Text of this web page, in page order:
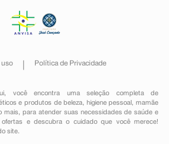
uso Política de Privacidade
você encontra uma seleção completa de
e produtos de beleza, higiene pessoal ,mamãe
mais, para atender suas necessidades de saúde e
ofertas e descubra o cuidado que você merece!
site.